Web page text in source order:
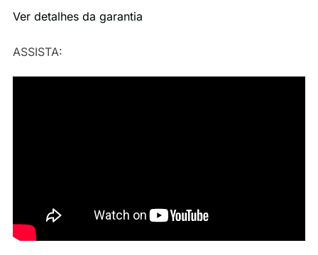
Ver detalhes da garantia
ASSISTA: